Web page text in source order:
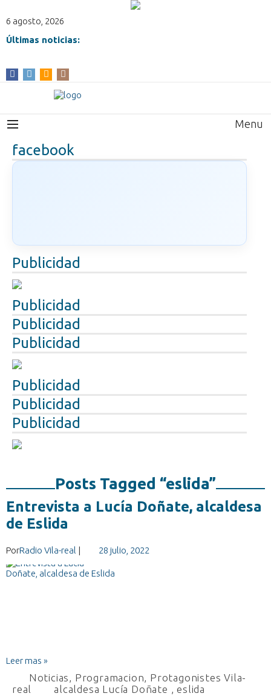
6 agosto, 2026
Últimas noticias:
Menu
facebook
Publicidad
Publicidad
Publicidad
Publicidad
Publicidad
Publicidad
Publicidad
Posts Tagged “eslida”
Entrevista a Lucía Doñate, alcaldesa
de Eslida
PorRadio Vila-real | 28 julio, 2022
Leer mas »
Noticias, Programacion, Protagonistes Vila-
real
alcaldesa Lucía Doñate ,eslida